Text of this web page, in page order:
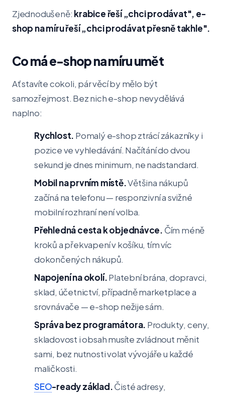
Zjednodušeně: krabice řeší „chci prodávat", e-
shop na míru řeší „chci prodávat přesně takhle".
Co má e-shop na míru umět
Ať stavíte cokoli, pár věcí by mělo být
samozřejmost. Bez nich e-shop nevydělává
naplno:
Rychlost. Pomalý e-shop ztrácí zákazníky i
pozice ve vyhledávání. Načítání do dvou
sekund je dnes minimum, ne nadstandard.
Mobil na prvním místě.Většina nákupů
začíná na telefonu — responzivní a svižné
mobilní rozhraní není volba.
Přehledná cesta k objednávce. Čím méně
kroků a překvapení v košíku, tím víc
dokončených nákupů.
Napojení na okolí.Platební brána, dopravci,
sklad, účetnictví, případně marketplace a
srovnávače — e-shop nežije sám.
Správa bez programátora. Produkty, ceny,
skladovost i obsah musíte zvládnout měnit
sami, bez nutnosti volat vývojáře u každé
maličkosti.
SEO-ready základ.Čisté adresy,